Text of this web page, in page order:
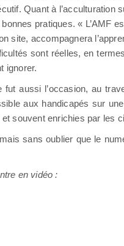
Quant à
pratiques. « L’AMF
site, accompagnera
sont réelles, en
ignorer.
fut aussi l’occasion, au
aux handicapés sur
souvent enrichies par les
sans oublier que le
en vidéo :